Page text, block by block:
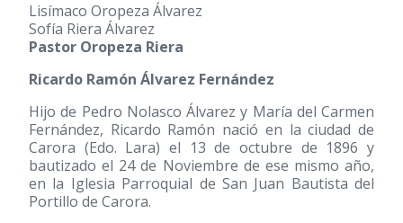
Lisímaco Oropeza Álvarez
Sofía Riera Álvarez
Pastor Oropeza Riera
Ricardo Ramón Álvarez Fernández
Hijo de Pedro Nolasco Álvarez y María del Carmen
Fernández, Ricardo Ramón nació en la ciudad de
Carora (Edo. Lara) el 13 de octubre de 1896 y
bautizado el 24 de Noviembre de ese mismo año,
en la Iglesia Parroquial de San Juan Bautista del
Portillo de Carora.